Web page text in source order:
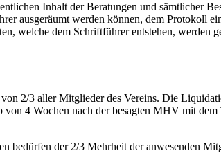
Inhalt der Beratungen und sämtlicher
ausgeräumt werden können, dem Protokoll
welche dem Schriftführer entstehen, werden
2/3 aller Mitglieder des Vereins. Die
4 Wochen nach der besagten MHV mit
bedürfen der 2/3 Mehrheit der anwesenden